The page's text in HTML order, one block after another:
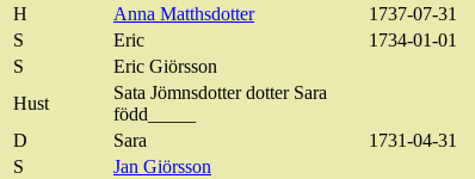
H
Anna Matthsdotter
1737-07-31
S
Eric
1734-01-01
S
Eric Giörsson
Hust
Sata Jömnsdotterdotter Sara
född_____
D
Sara
1731-04-31
S
Jan Giörsson